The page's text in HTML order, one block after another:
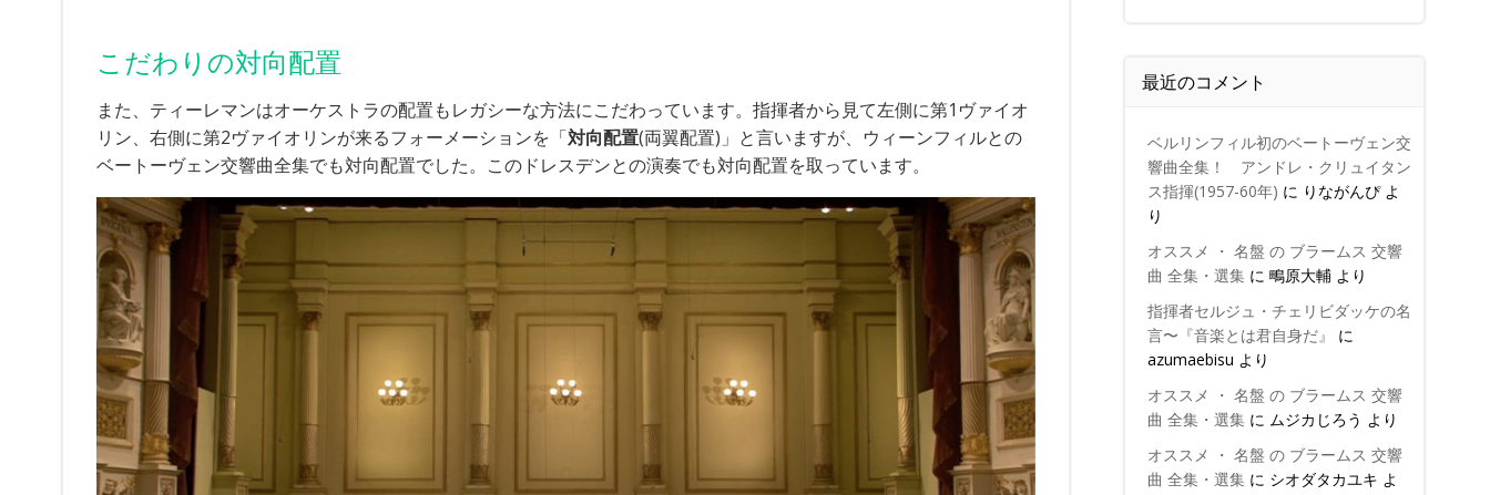
こだわりの対向配置
また、ティーレマンはオーケストラの配置もレガシーな方法にこだわっています。指揮者から見て左側に第1ヴァイオ
リン、右側に第2ヴァイオリンが来るフォーメーションを「対向配置(両翼配置)」と言いますが、ウィーンフィルとの
ベートーヴェン交響曲全集でも対向配置でした。このドレスデンとの演奏でも対向配置を取っています。
最近のコメント
ベルリンフィル初のベートーヴェン交
響曲全集！ アンドレ・クリュイタン
ス指揮(1957-60年) に りながんぴよ
り
オススメ ・ 名盤 の ブラームス 交響
曲 全集・選集に 鴫原大輔より
指揮者セルジュ・チェリビダッケの名
言〜『音楽とは君自身だ』
に
azumaebisu より
オススメ ・ 名盤 の ブラームス 交響
曲 全集・選集に ムジカじろう より
オススメ ・ 名盤 の ブラームス 交響
曲 全集・選集に シオダタカユキ よ